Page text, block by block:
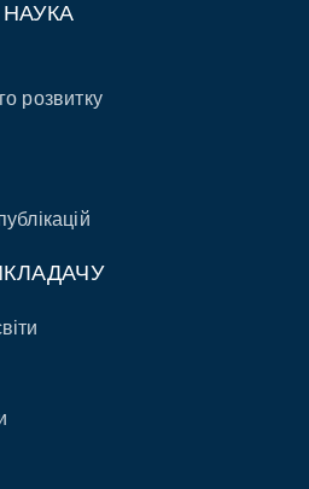
НАУКА
розвитку